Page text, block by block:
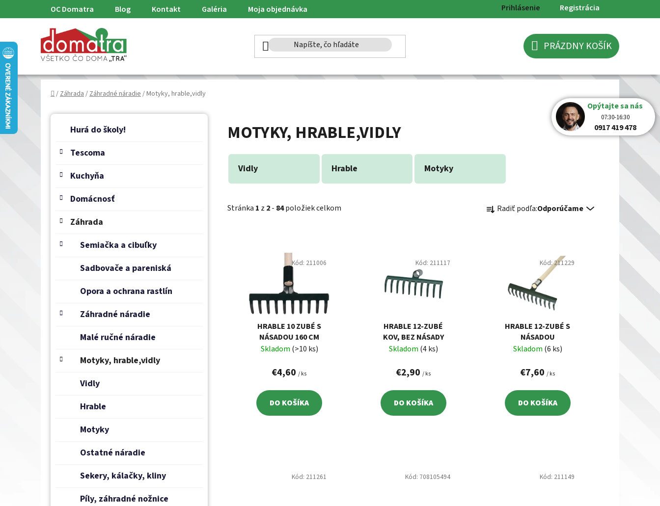
na
OC Domatra Blog Kontakt Galéria Moja objednávka Prihlásenie Registrácia
NÁKUPNÝ
KOŠÍK
PRÁZDNY KOŠÍK
Domov
/Záhrada/Záhradné náradie/Motyky, hrable,vidly
B
Preskočiť
kategórie
K
Hurá do školy!
Tescoma
Kuchyňa
Domácnosť
Záhrada
Semiačka a cibuľky
Sadbovače a pareniská
Opora a ochrana rastlín
Záhradné náradie
Malé ručné náradie
Motyky, hrable,vidly
Vidly
Hrable
Motyky
Ostatné náradie
Sekery, kálačky, kliny
Píly, záhradné nožnice
MOTYKY, HRABLE,VIDLY
Vidly Hrable Motyky
Stránka 1 z 2- 84položiek celkom a Radiť podľa:Odporúčame
HRABLE 10 ZUBÉ S
NÁSADOU 160 CM
Skladom (>10 ks)
€4,60/ ks
DO KOŠÍKA
Kód: 211006
HRABLE 12-ZUBÉ
KOV, BEZ NÁSADY
Skladom (4 ks)
€2,90 / ks
DO KOŠÍKA
Kód: 211117
HRABLE 12-ZUBÉ S
NÁSADOU
Skladom (6 ks)
€7,60 / ks
DO KOŠÍKA
Kód:211229
Kód: 211261 Kód: 708105494 Kód: 211149
Opýtajte sa nás
07:30-16:30
0917 419 478